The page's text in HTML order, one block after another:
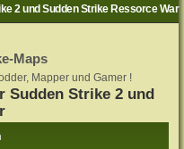
2 und Sudden Strike Ressorce War
Maps
Mapper und Gamer !
Sudden Strike 2 und